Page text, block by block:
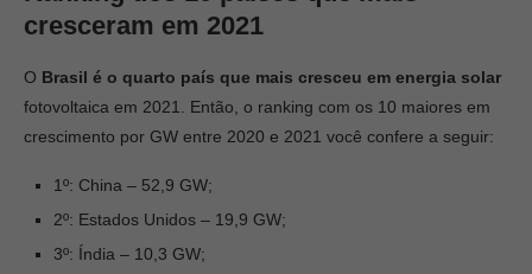
cresceram em 2021
O Brasil é o quarto país que mais cresceu em energia solar
fotovoltaica em 2021. Então, o ranking com os 10 maiores em
crescimento por GW entre 2020 e 2021 você confere a seguir:
1º: China – 52,9 GW;
2º: Estados Unidos – 19,9 GW;
3º: Índia – 10,3 GW;